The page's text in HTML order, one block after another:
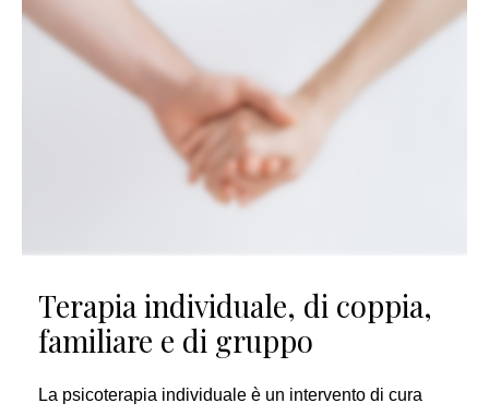
Terapia individuale, di coppia,
familiare e di gruppo
La psicoterapia individuale è un intervento di cura